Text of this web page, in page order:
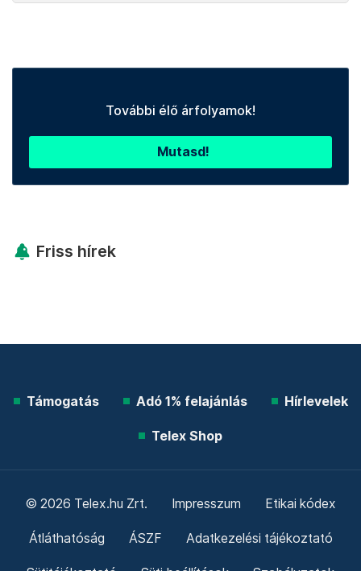
További élő árfolyamok!
Mutasd!
Friss hírek
Támogatás Adó 1% felajánlás Hírlevelek
Telex Shop
© 2026 Telex.hu Zrt. Impresszum Etikai kódex
Átláthatóság ÁSZF Adatkezelési tájékoztató